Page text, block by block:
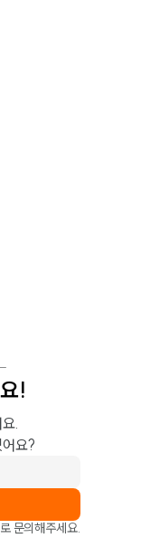
!
.
요?
로 문의해주세요.